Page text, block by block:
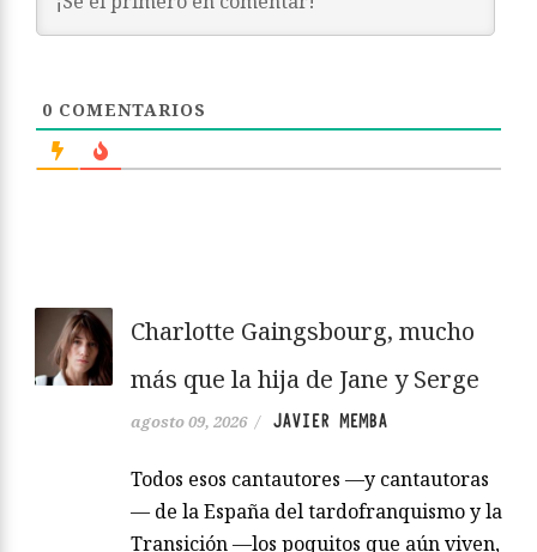
0 COMENTARIOS
Charlotte Gaingsbourg, mucho
más que la hija de Jane y Serge
agosto 09, 2026 / JAVIER MEMBA
Todos esos cantautores —y cantautoras
— de la España del tardofranquismo y la
Transición —los poquitos que aún viven,